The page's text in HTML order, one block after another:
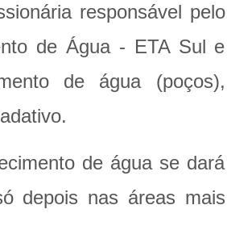
responsável pelo
de Água - ETA Sul e
de água (poços),
de água se dará
depois nas áreas mais